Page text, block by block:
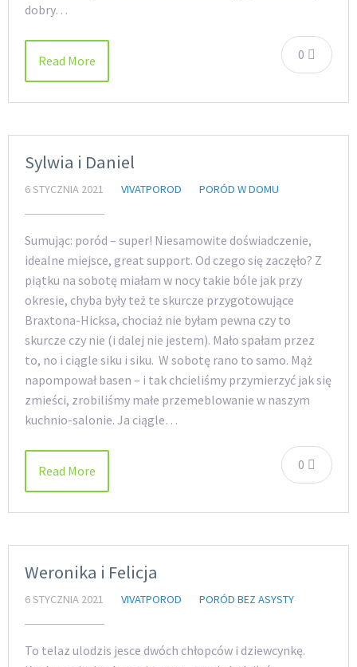
dobry…
0
Read More
Sylwia i Daniel
6 STYCZNIA 2021 VIVATPOROD PORÓD W DOMU
Sumując: poród – super! Niesamowite doświadczenie,
idealne miejsce, great support. Od czego się zaczęło? Z
piątku na sobotę miałam w nocy takie bóle jak przy
okresie, chyba były też te skurcze przygotowujące
Braxtona-Hicksa, chociaż nie byłam pewna czy to
skurcze czy nie (i dalej nie jestem). Mało spałam przez
to, no i ciągle siku i siku. W sobotę rano to samo. Mąż
napompował basen – i tak chcieliśmy przymierzyć jak się
zmieści, zrobiliśmy małe przemeblowanie w naszym
kuchnio-salonie. Ja ciągle…
0
Read More
Weronika i Felicja
6 STYCZNIA 2021 VIVATPOROD PORÓD BEZ ASYSTY
To telaz ulodzis jesce dwóch chłopców i dziewcynkę.